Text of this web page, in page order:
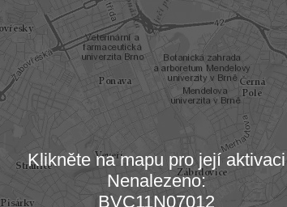
Načítám mapu…
Klikněte na mapu pro její aktivaci
Nenalezeno:
BVC11N07012